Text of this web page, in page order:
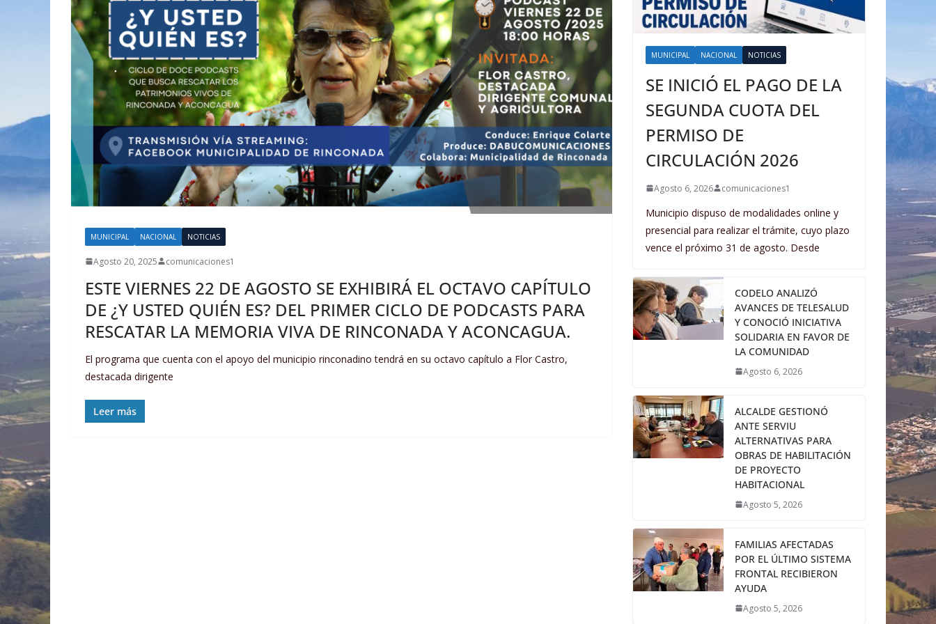
MUNICIPAL NACIONAL NOTICIAS
Agosto 20, 2025 comunicaciones1
ESTE VIERNES 22 DE AGOSTO SE EXHIBIRÁ EL OCTAVO CAPÍTULO
DE ¿Y USTED QUIÉN ES? DEL PRIMER CICLO DE PODCASTS PARA
RESCATAR LA MEMORIA VIVA DE RINCONADA Y ACONCAGUA.
El programa que cuenta con el apoyo del municipio rinconadino tendrá en su octavo capítulo a Flor Castro,
destacada dirigente
Leer más
MUNICIPAL NACIONAL NOTICIAS
SE INICIÓ EL PAGO DE LA
SEGUNDA CUOTA DEL
PERMISO DE
CIRCULACIÓN 2026
Agosto 6, 2026 comunicaciones1
Municipio dispuso de modalidades online y
presencial para realizar el trámite, cuyo plazo
vence el próximo 31 de agosto. Desde
CODELO ANALIZÓ
AVANCES DE TELESALUD
Y CONOCIÓ INICIATIVA
SOLIDARIA EN FAVOR DE
LA COMUNIDAD
Agosto 6, 2026
ALCALDE GESTIONÓ
ANTE SERVIU
ALTERNATIVAS PARA
OBRAS DE HABILITACIÓN
DE PROYECTO
HABITACIONAL
Agosto 5, 2026
FAMILIAS AFECTADAS
POR EL ÚLTIMO SISTEMA
FRONTAL RECIBIERON
AYUDA
Agosto 5, 2026